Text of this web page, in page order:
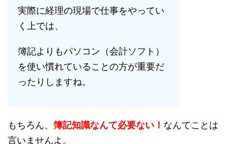
実際に経理の現場で仕事をやってい
く上では、
簿記よりもパソコン（会計ソフト）
を使い慣れていることの方が重要だ
ったりしますね。
もちろん、 簿記知識なんて必要ない！ なんてことは
言いませんよ。